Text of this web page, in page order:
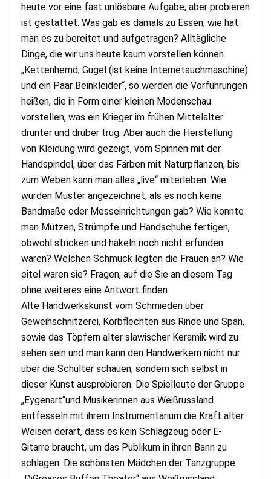
heute vor eine fast unlösbare Aufgabe, aber probieren
ist gestattet. Was gab es damals zu Essen, wie hat
man es zu bereitet und aufgetragen? Alltägliche
Dinge, die wir uns heute kaum vorstellen können.
„Kettenhemd, Gugel (ist keine Internetsuchmaschine)
und ein Paar Beinkleider“, so werden die Vorführungen
heißen, die in Form einer kleinen Modenschau
vorstellen, was ein Krieger im frühen Mittelalter
drunter und drüber trug. Aber auch die Herstellung
von Kleidung wird gezeigt, vom Spinnen mit der
Handspindel, über das Färben mit Naturpflanzen, bis
zum Weben kann man alles „live“ miterleben. Wie
wurden Muster angezeichnet, als es noch keine
Bandmaße oder Messeinrichtungen gab? Wie konnte
man Mützen, Strümpfe und Handschuhe fertigen,
obwohl stricken und häkeln noch nicht erfunden
waren? Welchen Schmuck legten die Frauen an? Wie
eitel waren sie? Fragen, auf die Sie an diesem Tag
ohne weiteres eine Antwort finden.
Alte Handwerkskunst vom Schmieden über
Geweihschnitzerei, Korbflechten aus Rinde und Span,
sowie das Töpfern alter slawischer Keramik wird zu
sehen sein und man kann den Handwerkern nicht nur
über die Schulter schauen, sondern sich selbst in
dieser Kunst ausprobieren. Die Spielleute der Gruppe
„Eygenart“und Musikerinnen aus Weißrussland
entfesseln mit ihrem Instrumentarium die Kraft alter
Weisen derart, dass es kein Schlagzeug oder E-
Gitarre braucht, um das Publikum in ihren Bann zu
schlagen. Die schönsten Mädchen der Tanzgruppe